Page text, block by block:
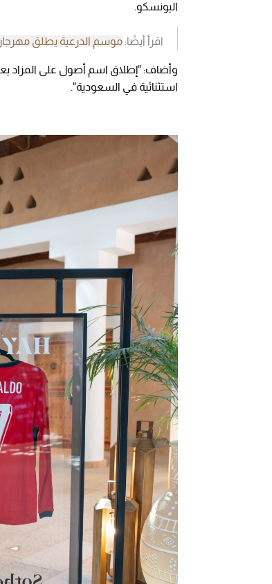
اليونسكو.
اقرأ أيضًا: موسم الدرعية يطلق
وأضاف: "إطلاق اسم أصول على المزاد
استثنائية في السعودية".